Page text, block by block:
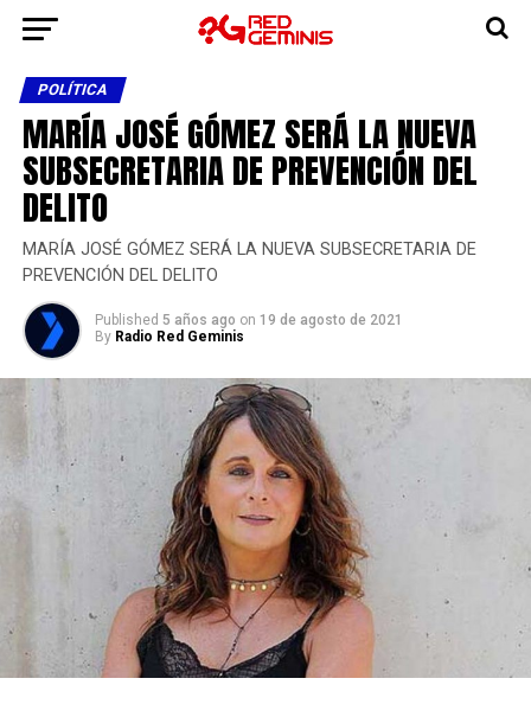
POLÍTICA
MARÍA JOSÉ GÓMEZ SERÁ LA NUEVA
SUBSECRETARIA DE PREVENCIÓN DEL
DELITO
MARÍA JOSÉ GÓMEZ SERÁ LA NUEVA SUBSECRETARIA DE
PREVENCIÓN DEL DELITO
Published 5 años ago on 19 de agosto de 2021
By Radio Red Geminis